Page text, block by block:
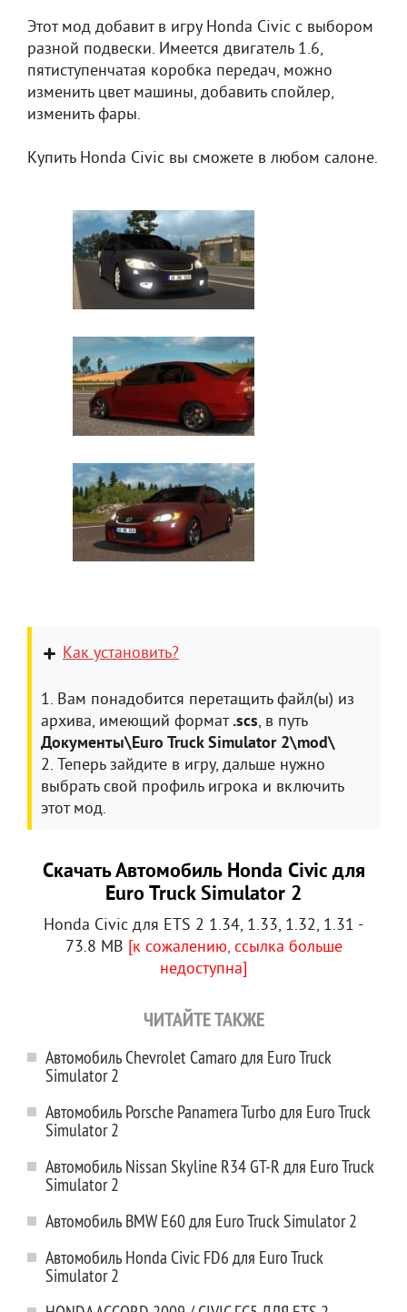
Этот мод добавит в игру Honda Civic с выбором
разной подвески. Имеется двигатель 1.6,
пятиступенчатая коробка передач, можно
изменить цвет машины, добавить спойлер,
изменить фары.
Купить Honda Civic вы сможете в любом салоне.
Как установить?
1. Вам понадобится перетащить файл(ы) из
архива, имеющий формат.scs, в путь
Документы\Euro Truck Simulator 2\mod\
2. Теперь зайдите в игру, дальше нужно
выбрать свой профиль игрока и включить
этот мод.
Скачать Автомобиль Honda Civic для
Euro Truck Simulator 2
Honda Civic для ETS 2 1.34, 1.33, 1.32, 1.31 -
73.8 MB [к сожалению, ссылка больше
недоступна]
ЧИТАЙТЕ ТАКЖЕ
Автомобиль Chevrolet Camaro для Euro Truck
Simulator 2
Автомобиль Porsche Panamera Turbo для Euro Truck
Simulator 2
Автомобиль Nissan Skyline R34 GT-R для Euro Truck
Simulator 2
Автомобиль BMW E60 для Euro Truck Simulator 2
Автомобиль Honda Civic FD6 для Euro Truck
Simulator 2